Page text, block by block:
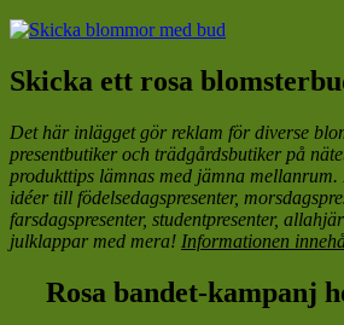
Skicka ett rosa
Det här inlägget gör reklam för diverse
presentbutiker och trädgårdsbutiker på
produkttips lämnas med jämna
idéer till födelsedagspresenter,
farsdagspresenter, studentpresenter,
julklappar med mera! Informationen
Rosa bandet-kampanj